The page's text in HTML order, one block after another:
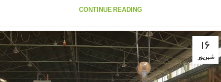
CONTINUE READING
۱۶
شهریور